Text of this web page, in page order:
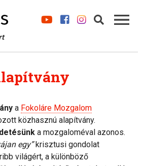
a Fokoláre Mozgalom
közhasznú alapítvány.
a mozgaloméval azonos.
egy”krisztusi gondolat
világért, a különböző